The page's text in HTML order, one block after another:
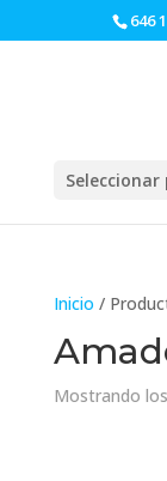
646
Seleccionar
Inicio /
Mostrando